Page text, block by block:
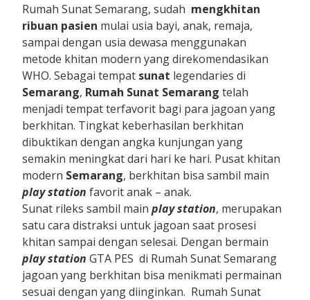
Rumah Sunat Semarang, sudah mengkhitan
ribuan pasien mulai usia bayi, anak, remaja,
sampai dengan usia dewasa menggunakan
metode khitan modern yang direkomendasikan
WHO. Sebagai tempat sunat legendaries di
Semarang, Rumah Sunat Semarangtelah
menjadi tempat terfavorit bagi para jagoan yang
berkhitan. Tingkat keberhasilan berkhitan
dibuktikan dengan angka kunjungan yang
semakin meningkat dari hari ke hari. Pusat khitan
modern Semarang, berkhitan bisa sambil main
play station favorit anak – anak.
Sunat rileks sambil mainplay station, merupakan
satu cara distraksi untuk jagoan saat prosesi
khitan sampai dengan selesai. Dengan bermain
play station GTA PES di Rumah Sunat Semarang
jagoan yang berkhitan bisa menikmati permainan
sesuai dengan yang diinginkan. Rumah Sunat